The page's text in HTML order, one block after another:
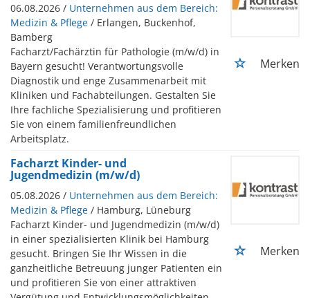
06.08.2026 / Unternehmen aus dem Bereich:
Medizin & Pflege / Erlangen, Buckenhof,
Bamberg
Facharzt/Fachärztin für Pathologie (m/w/d) in
Bayern gesucht! Verantwortungsvolle
Diagnostik und enge Zusammenarbeit mit
Kliniken und Fachabteilungen. Gestalten Sie
Ihre fachliche Spezialisierung und profitieren
Sie von einem familienfreundlichen
Arbeitsplatz.
Merken
Facharzt Kinder- und
Jugendmedizin (m/w/d)
05.08.2026 / Unternehmen aus dem Bereich:
Medizin & Pflege / Hamburg, Lüneburg
Facharzt Kinder- und Jugendmedizin (m/w/d)
in einer spezialisierten Klinik bei Hamburg
gesucht. Bringen Sie Ihr Wissen in die
ganzheitliche Betreuung junger Patienten ein
und profitieren Sie von einer attraktiven
Merken